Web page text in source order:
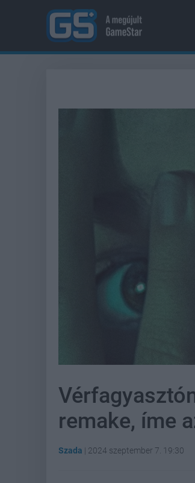
remake, íme
Szada | 2024 szeptember 7. 19:30